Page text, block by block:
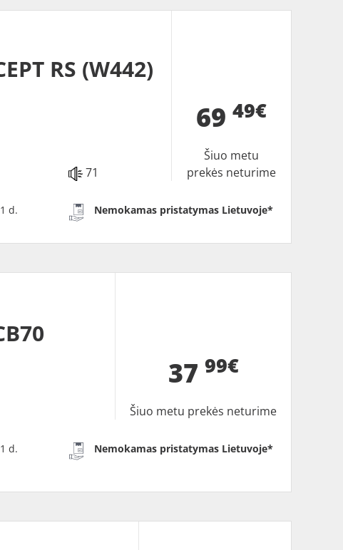
RS (W442)
71
69 49€
Šiuo metu
prekės neturime
d. Nemokamas pristatymas Lietuvoje*
37 99€
Šiuo metu prekės neturime
d. Nemokamas pristatymas Lietuvoje*